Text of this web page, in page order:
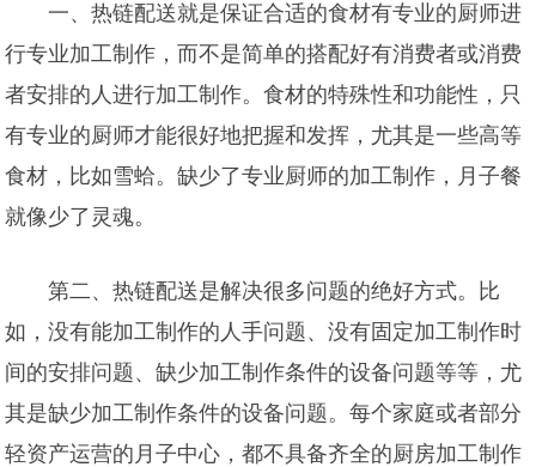
一、热链配送就是保证合适的食材有专业的厨师进
行专业加工制作，而不是简单的搭配好有消费者或消费
者安排的人进行加工制作。食材的特殊性和功能性，只
有专业的厨师才能很好地把握和发挥，尤其是一些高等
食材，比如雪蛤。缺少了专业厨师的加工制作，月子餐
就像少了灵魂。
第二、热链配送是解决很多问题的绝好方式。比
如，没有能加工制作的人手问题、没有固定加工制作时
间的安排问题、缺少加工制作条件的设备问题等等，尤
其是缺少加工制作条件的设备问题。每个家庭或者部分
轻资产运营的月子中心，都不具备齐全的厨房加工制作